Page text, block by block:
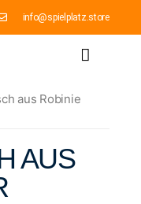
info@spielplatz.store
aus Robinie
AUS